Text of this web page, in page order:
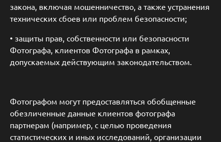
закона, включая мошенничество, а также устранения
технических сбоев или проблем безопасности;
• защиты прав, собственности или безопасности
Фотографа, клиентов Фотографа в рамках,
допускаемых действующим законодательством.
Фотографом могут предоставляться обобщенные
обезличенные данные клиентов фотографа
партнерам (например, с целью проведения
статистических и иных исследований, организации